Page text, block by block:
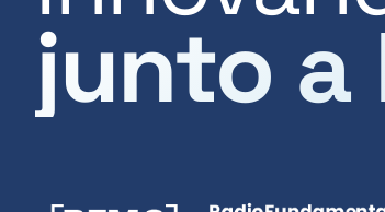
junto a